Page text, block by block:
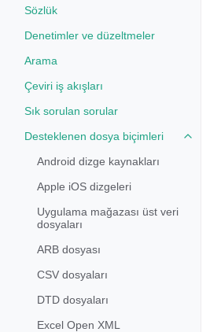
Sözlük
Denetimler ve düzeltmeler
Arama
Çeviri iş akışları
Sık sorulan sorular
Desteklenen dosya biçimleri
Android dizge kaynakları
Apple iOS dizgeleri
Uygulama mağazası üst veri
dosyaları
ARB dosyası
CSV dosyaları
DTD dosyaları
Excel Open XML